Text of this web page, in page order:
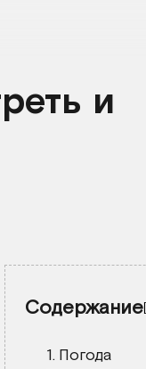
и
Содержание
Погода